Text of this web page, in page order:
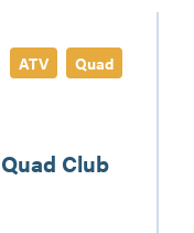
ATV Quad
Club